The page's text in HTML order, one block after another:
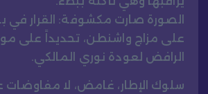
الصورة صارت مكشوفة: القرار في
على مزاج واشنطن، تحديداً على
الرافض لعودة نوري المالكي.
سلوك الإطار، غامض، لا مفاوضات